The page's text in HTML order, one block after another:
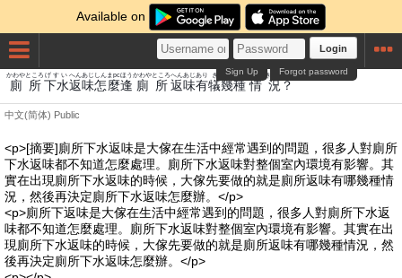
Available on
Login
Forgot password
Sign Up
廁
かわや
所
ところ
下水
げすい
返
へん
味
あじ
怎
しん
麼
まpc
逢
ほう
廁
かわや
所
ところ
返
へん
味
あじ
有
あり
犠
ぎ
幾
き
種
たね
情況
じょうきょう
？
中文(简体) Public
<p>[摘要]廁所下水返味是大傢在生活中經常遇到的問題，很多人對廁所
下水返味都不知道怎麼處理。廁所下水返味對整個室內環境有影響。其
實在出現廁所下水返味的時候，大傢先要做的就是廁所返味有哪幾種情
況，然後再決定廁所下水返味怎麼辦。</p>
<p>廁所下返味是大傢在生活中經常遇到的問題，很多人對廁所下水返
味都不知道怎麼處理。廁所下水返味對整個室內環境有影響。其實在出
現廁所下水返味的時候，大傢先要做的就是廁所返味有哪幾種情況，然
後再決定廁所下水返味怎麼辦。</p>